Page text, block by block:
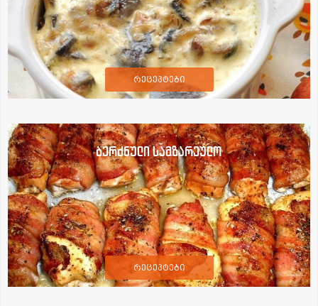
რეცეპტები
ბერძნული სამზარეულო
რეცეპტები